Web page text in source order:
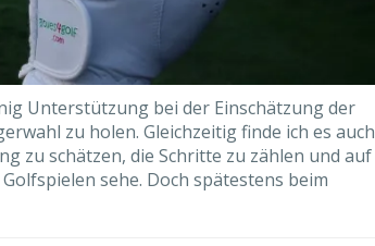
Unterstützung bei der Einschätzung der
zu holen. Gleichzeitig finde ich es auch
zu schätzen, die Schritte zu zählen und auf
sehe. Doch spätestens beim